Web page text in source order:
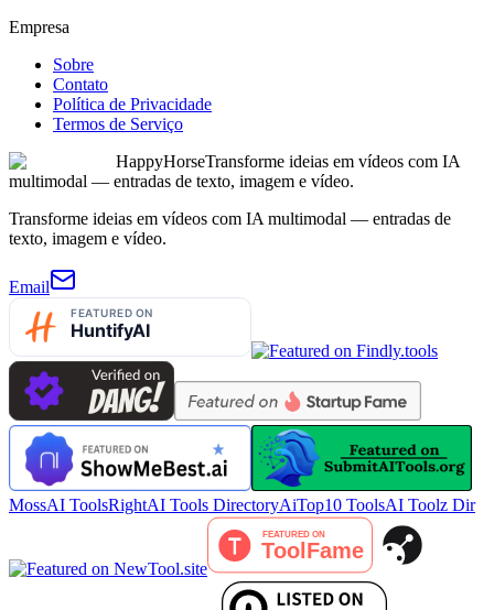
Empresa
Sobre
Contato
Política de Privacidade
Termos de Serviço
HappyHorseTransforme ideias em vídeos com IA
multimodal — entradas de texto, imagem e vídeo.
Transforme ideias em vídeos com IA multimodal — entradas de
texto, imagem e vídeo.
Email
MossAI ToolsRightAI Tools DirectoryAiTop10 ToolsAI Toolz Dir